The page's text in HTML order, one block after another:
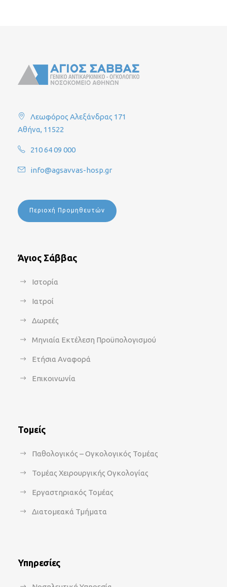
Λεωφόρος Αλεξάνδρας 171
Αθήνα, 11522
210 64 09 000
info@agsavvas-hosp.gr
Περιοχή Προμηθευτών
Άγιος Σάββας
Ιστορία
Ιατροί
Δωρεές
Μηνιαία Εκτέλεση Προϋπολογισμού
Ετήσια Αναφορά
Επικοινωνία
Τομείς
Παθολογικός – Ογκολογικός Τομέας
Τομέας Χειρουργικής Ογκολογίας
Εργαστηριακός Τομέας
Διατομεακά Τμήματα
Υπηρεσίες